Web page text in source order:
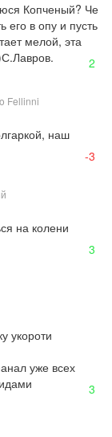
Копченый? Че
его в опу и пусть
мелой, эта
2
Fellinni
наш
-3
на колени
3
укороти
уже всех
3